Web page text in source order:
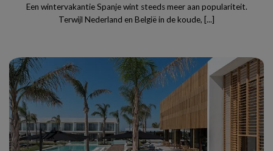
Een wintervakantie Spanje wint steeds meer aan populariteit.
Terwijl Nederland en België in de koude, [...]